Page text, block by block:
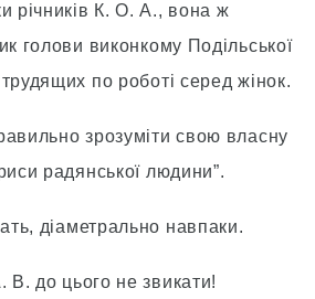
річників К. О. А., вона ж
голови виконкому Подільської
по роботі серед жінок.
зрозуміти свою власну
радянської людини”.
діаметрально навпаки.
до цього не звикати!